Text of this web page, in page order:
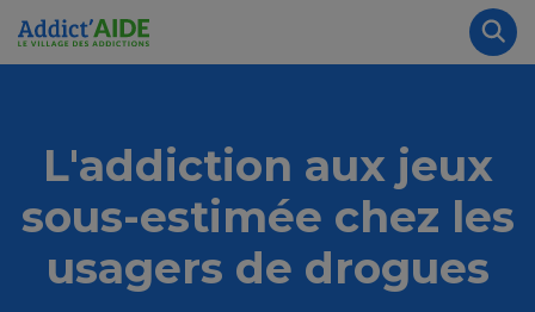
Aller au contenu principal
L'addiction aux jeux
sous-estimée chez les
usagers de drogues
Panneau de gestion des cookies